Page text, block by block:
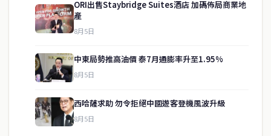
ORI出售Staybridge Suites酒店 加碼佈局商業地
產
8月5日
中東局勢推高油價 泰7月通膨率升至1.95%
8月5日
西哈薩求助 勿令拒絕中國遊客登機風波升級
8月5日
關於我們
service@thaichinesenews.com